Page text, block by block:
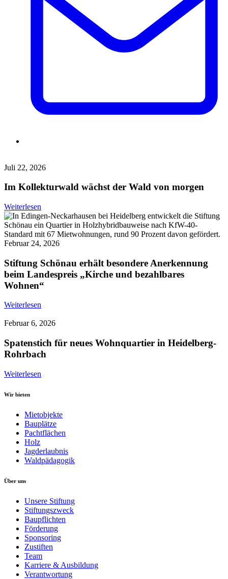
Juli 22, 2026
Im Kollekturwald wächst der Wald von morgen
Weiterlesen
Februar 24, 2026
Stiftung Schönau erhält besondere Anerkennung
beim Landespreis „Kirche und bezahlbares
Wohnen“
Weiterlesen
Februar 6, 2026
Spatenstich für neues Wohnquartier in Heidelberg-
Rohrbach
Weiterlesen
Wir bieten
Mietobjekte
Bauplätze
Pachtflächen
Holz
Jagderlaubnis
Waldpädagogik
Über uns
Unsere Stiftung
Stiftungszweck
Baupflichten
Förderung
Sponsoring
Zustiften
Team
Karriere & Ausbildung
Verantwortung